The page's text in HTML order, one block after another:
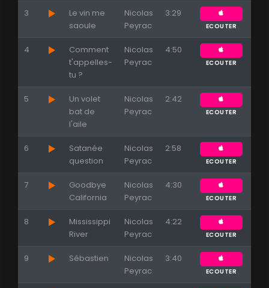
Appuyez sur ENTREE pour valider...
3
Le vin me
saoule
Nicolas
Peyrac
3:29
ECOUTER
4
Comment
t'appelles-
tu ?
Nicolas
Peyrac
4:50
ECOUTER
5
Un volet
bat de
l'aile
Nicolas
Peyrac
2:42
ECOUTER
6
Satanée
question
Nicolas
Peyrac
2:58
ECOUTER
7
Goodbye
California
Nicolas
Peyrac
4:30
ECOUTER
8
Mississippi
River
Nicolas
Peyrac
4:22
ECOUTER
9 Sébastien
Nicolas
Peyrac
3:40
ECOUTER